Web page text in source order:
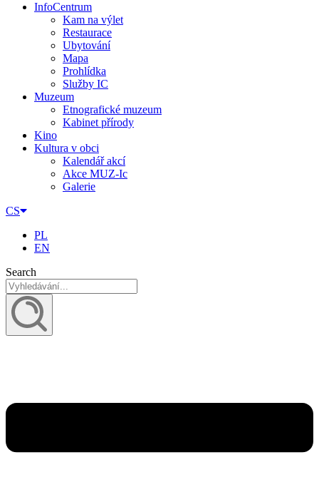
InfoCentrum
Kam na výlet
Restaurace
Ubytování
Mapa
Prohlídka
Služby IC
Muzeum
Etnografické muzeum
Kabinet přírody
Kino
Kultura v obci
Kalendář akcí
Akce MUZ-Ic​
Galerie
CS
PL
EN
Search